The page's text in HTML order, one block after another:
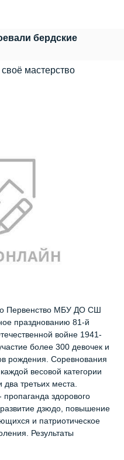
бердские
мастерство
Первенство МБУ ДО СШ
празднованию 81-й
войне 1941-
более 300 девочек и
рождения. Соревнования
весовой категории
третьих места.
здорового
дзюдо, повышение
и патриотическое
Результаты